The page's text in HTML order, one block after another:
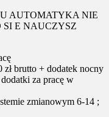
AUTOMATYKA NIE
SI E NAUCZYSZ
zł brutto + dodatek nocny
za pracę w
zmianowym 6-14 ;